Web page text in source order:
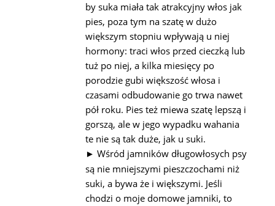
by suka miała tak atrakcyjny włos jak
pies, poza tym na szatę w dużo
większym stopniu wpływają u niej
hormony: traci włos przed cieczką lub
tuż po niej, a kilka miesięcy po
porodzie gubi większość włosa i
czasami odbudowanie go trwa nawet
pół roku. Pies też miewa szatę lepszą i
gorszą, ale w jego wypadku wahania
te nie są tak duże, jak u suki.
► Wśród jamników długowłosych psy
są nie mniejszymi pieszczochami niż
suki, a bywa że i większymi. Jeśli
chodzi o moje domowe jamniki, to